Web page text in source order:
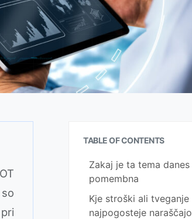
TABLE OF CONTENTS
Zakaj je ta tema danes
pomembna
Kje stroški ali tveganje
najpogosteje naraščajo